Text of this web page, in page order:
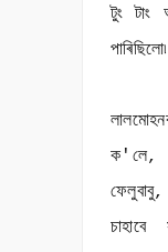
টুং টাং
পাৰিছিলো৷
ক'লে,